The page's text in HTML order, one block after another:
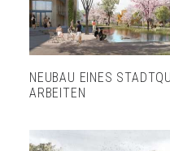
NEUBAU EINES
ARBEITEN